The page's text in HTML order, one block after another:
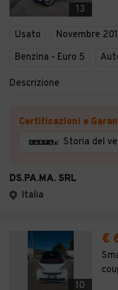
13
Usato Novembre
Benzina - Euro 5
Descrizione
Certificazioni e
Storia del
DS.PA.MA. SRL
Italia
10
€